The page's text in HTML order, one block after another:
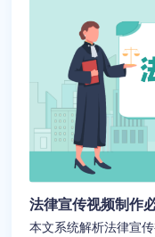
法律宣传视频制作
本文系统解析法律宣